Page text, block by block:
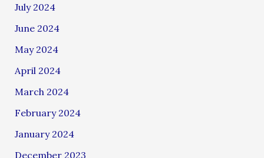
July 2024
June 2024
May 2024
April 2024
March 2024
February 2024
January 2024
December 2023